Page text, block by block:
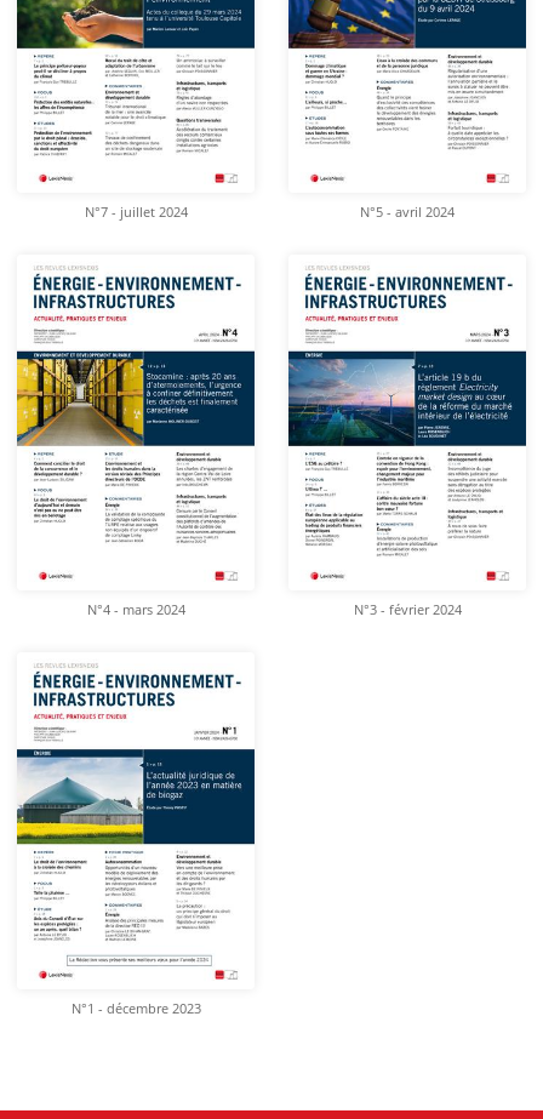
N°7 - juillet 2024 N°5 - avril 2024
N°4 - mars 2024 N°3 - février 2024
N°1 - décembre 2023